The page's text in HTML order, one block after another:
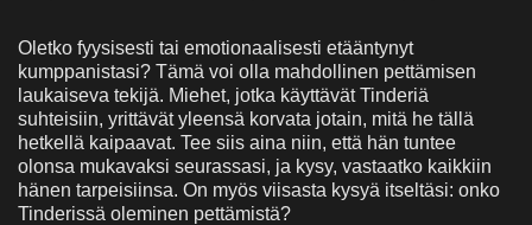
Oletko fyysisesti tai emotionaalisesti etääntynyt
kumppanistasi? Tämä voi olla mahdollinen pettämisen
laukaiseva tekijä. Miehet, jotka käyttävät Tinderiä
suhteisiin, yrittävät yleensä korvata jotain, mitä he tällä
hetkellä kaipaavat. Tee siis aina niin, että hän tuntee
olonsa mukavaksi seurassasi, ja kysy, vastaatko kaikkiin
hänen tarpeisiinsa. On myös viisasta kysyä itseltäsi: onko
Tinderissä oleminen pettämistä?